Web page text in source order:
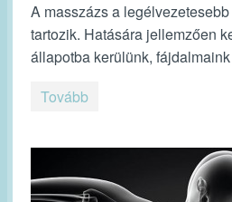
A masszázs a
tartozik. Hatására jellemzően
állapotba kerülünk,
Tovább